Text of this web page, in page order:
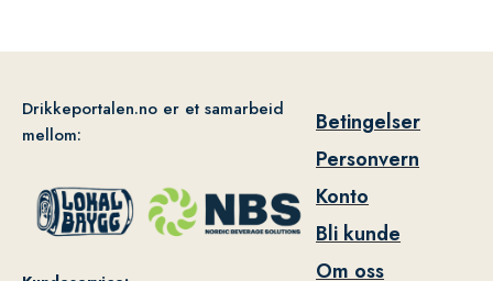
Drikkeportalen.no er et samarbeid
mellom:
Betingelser
Personvern
Konto
Bli kunde
Om oss